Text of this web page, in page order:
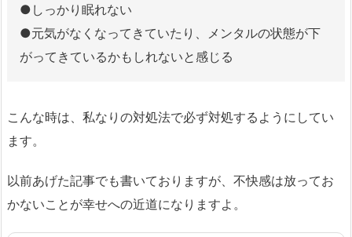
●しっかり眠れない
●元気がなくなってきていたり、メンタルの状態が下
がってきているかもしれないと感じる
こんな時は、私なりの対処法で必ず対処するようにしてい
ます。
以前あげた記事でも書いておりますが、不快感は放ってお
かないことが幸せへの近道になりますよ。